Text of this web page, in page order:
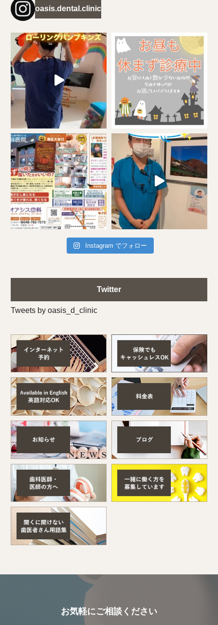
oasis.dental.clinic
Instagram でフォロー
Twitter
Tweets by oasis_d_clinic
お気軽にご相談ください